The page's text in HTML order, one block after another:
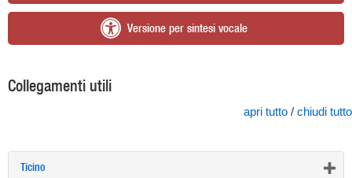
Versione per sintesi vocale
Collegamenti utili
apri tutto / chiudi tutto
Ticino